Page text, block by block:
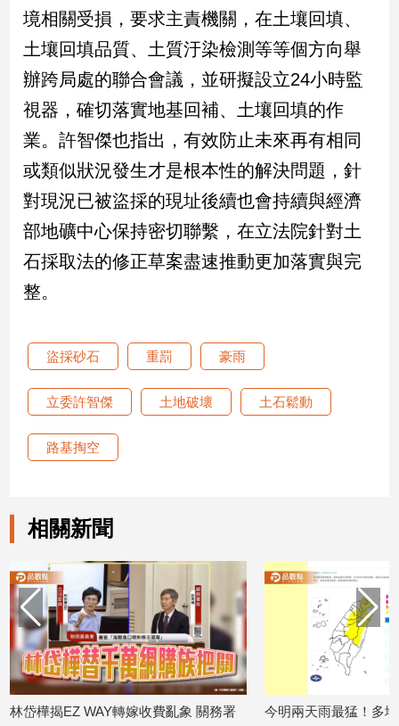
室
內
設
計
旅
遊/
美
食
星
座/
命
理
消
費
親
子/
感
藝
／
推
薦
科
技/
遊
戲
運
境相關受損，要求主責機關，在土壤回填、
土壤回填品質、土質汙染檢測等等個方向舉
辦跨局處的聯合會議，並研擬設立24小時監
視器，確切落實地基回補、土壤回填的作
業。許智傑也指出，有效防止未來再有相同
或類似狀況發生才是根本性的解決問題，針
對現況已被盜採的現址後續也會持續與經濟
部地礦中心保持密切聯繫，在立法院針對土
石採取法的修正草案盡速推動更加落實與完
整。
盜採砂石 重罰 豪雨
立委許智傑 土地破壞 土石鬆動
路基掏空
相關新聞
象 關務署
今明兩天雨最猛！多地恐現豪雨 高溫飆
全台西